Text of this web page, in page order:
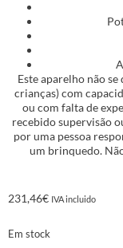
Este aparelho não
crianças) com
ou com falta de
recebido supervisão
por uma pessoa
um brinquedo.
231,46€ IVA incluido
Em stock